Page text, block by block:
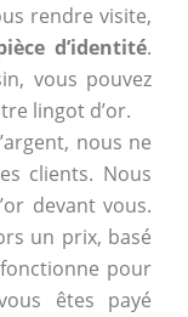
rendre visite,
d’identité.
vous pouvez
lingot d’or.
nous ne
clients. Nous
devant vous.
un prix, basé
pour
êtes payé